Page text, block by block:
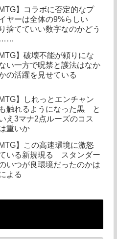
MTG】コラボに否定的なプ
ヤーは全体の9%らしい
捨てていい数字なのかどう
MTG】破壊不能が頼りにな
い一方で呪禁と護法はなか
の活躍を見せている
MTG】しれっとエンチャン
も触れるようになった黒 と
え3マナ2点ルーズのコス
重いか
MTG】この高速環境に激怒
いる新規現る スタンダー
いつが良環境だったのかは
よる